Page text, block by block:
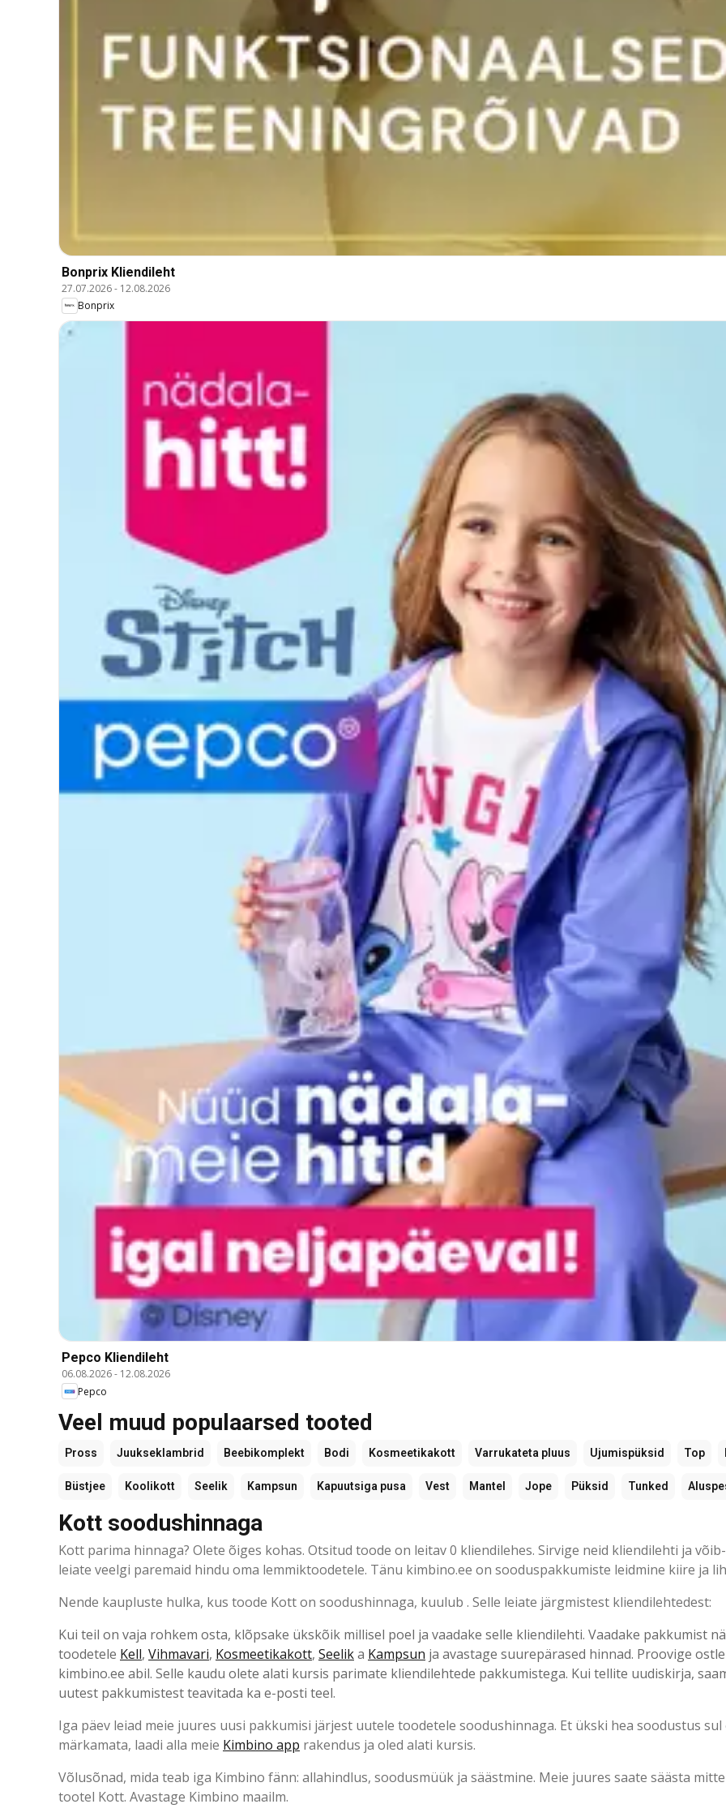
Bonprix Kliendileht
27.07.2026- 12.08.2026
Bonprix
Pepco Kliendileht
06.08.2026- 12.08.2026
Pepco
Veel muud populaarsed tooted
Pross Juukseklambrid Beebikomplekt Bodi Kosmeetikakott Varrukateta pluus Ujumispüksid Top
Büstjee Koolikott Seelik Kampsun Kapuutsiga pusa Vest Mantel Jope Püksid Tunked
Kott soodushinnaga
Kott parima hinnaga? Olete õiges kohas. Otsitud toode on leitav 0 kliendilehes. Sirvige neid kliendilehti ja
leiate veelgi paremaid hindu oma lemmiktoodetele. Tänu kimbino.ee on sooduspakkumiste leidmine kiire ja
Nende kaupluste hulka, kus toode Kott on soodushinnaga, kuulub . Selle leiate järgmistest kliendilehtedest:
Kui teil on vaja rohkem osta, klõpsake ükskõik millisel poel ja vaadake selle kliendilehti. Vaadake pakkumist
toodetele Kell, Vihmavari, Kosmeetikakott, Seelika Kampsun ja avastage suurepärased hinnad. Proovige
kimbino.ee abil. Selle kaudu olete alati kursis parimate kliendilehtede pakkumistega. Kui tellite uudiskirja,
uutest pakkumistest teavitada ka e-posti teel.
Iga päev leiad meie juures uusi pakkumisi järjest uutele toodetele soodushinnaga. Et ükski hea soodustus sul
märkamata, laadi alla meie Kimbino app rakendus ja oled alati kursis.
Võlusõnad, mida teab iga Kimbino fänn: allahindlus, soodusmüük ja säästmine. Meie juures saate säästa
tootel Kott. Avastage Kimbino maailm.